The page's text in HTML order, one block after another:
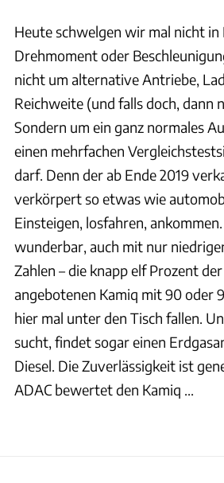
Heute schwelgen wir mal nicht
Drehmoment oder
nicht um alternative Antriebe,
Reichweite (und falls doch, dann
Sondern um ein ganz normales
einen mehrfachen
darf. Denn der ab Ende 2019
verkörpert so etwas wie
Einsteigen, losfahren,
wunderbar, auch mit nur
Zahlen – die knapp elf Prozent
angebotenen Kamiq mit 90 oder
hier mal unter den Tisch fallen.
sucht, findet sogar einen
Diesel. Die Zuverlässigkeit ist
ADAC bewertet den Kamiq ...